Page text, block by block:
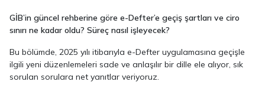
GİB’in güncel rehberine göre e-Defter’e geçiş şartları ve ciro
sınırı ne kadar oldu? Süreç nasıl işleyecek?
Bu bölümde, 2025 yılı itibarıyla e-Defter uygulamasına geçişle
ilgili yeni düzenlemeleri sade ve anlaşılır bir dille ele alıyor, sık
sorulan sorulara net yanıtlar veriyoruz.